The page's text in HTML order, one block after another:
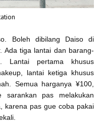
Boleh dibilang Daiso di
Ada tiga lantai dan barang-
Lantai pertama khusus
lantai ketiga khusus
Semua harganya ¥100,
sarankan pas melakukan
karena pas gue coba pakai